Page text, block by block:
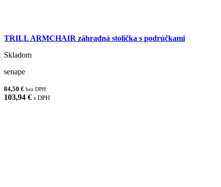
TRILL ARMCHAIR záhradná stolička s podrúčkami
Skladom
senape
84,50 € bez DPH
103,94 € s DPH